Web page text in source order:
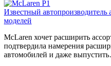
Известный
моделей
McLaren хочет расширить
подтвердила намерения
автомобилей и даже